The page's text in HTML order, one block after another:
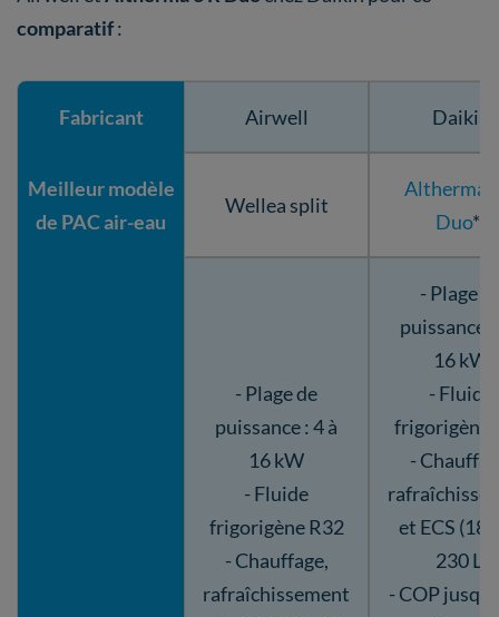
comparatif:
Fabricant Airwell Daikin
Meilleur modèle
de PAC air-eau
Wellea split
Altherma
Duo**
- Plage de
puissance : 4 à
16 kW
- Fluide
frigorigène R32
- Chauffage,
rafraîchissement
- Plage
puissance :
16 kW
- Fluide
frigorigène
-
et ECS
230 L)
- COP